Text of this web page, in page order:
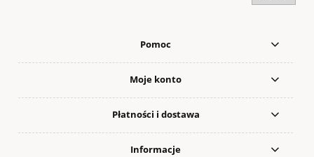
Pomoc
Moje konto
Płatności i dostawa
Informacje